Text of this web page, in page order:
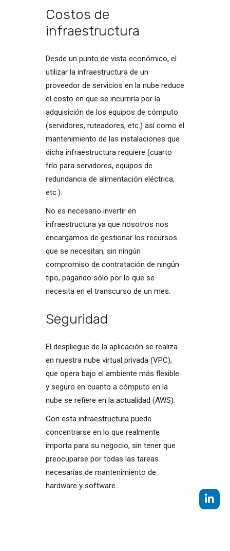
Costos de
infraestructura
Desde un punto de vista económico, el
utilizar la infraestructura de un
proveedor de servicios en la nube reduce
el costo en que se incurriría por la
adquisición de los equipos de cómputo
(servidores, ruteadores, etc.) así como el
mantenimiento de las instalaciones que
dicha infraestructura requiere (cuarto
frío para servidores, equipos de
redundancia de alimentación eléctrica,
etc.).
No es necesario invertir en
infraestructura ya que nosotros nos
encargamos de gestionar los recursos
que se necesitan, sin ningún
compromiso de contratación de ningún
tipo, pagando sólo por lo que se
necesita en el transcurso de un mes.
Seguridad
El despliegue de la aplicación se realiza
en nuestra nube virtual privada (VPC),
que opera bajo el ambiente más flexible
y seguro en cuanto a cómputo en la
nube se refiere en la actualidad (AWS).
Con esta infraestructura puede
concentrarse en lo que realmente
importa para su negocio, sin tener que
preocuparse por todas las tareas
necesarias de mantenimiento de
hardware y software.